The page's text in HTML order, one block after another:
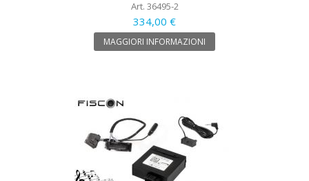
Art. 36495-2
334,00 €
MAGGIORI INFORMAZIONI